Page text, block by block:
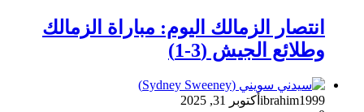
انتصار الزمالك اليوم: مباراة الزمالك
وطلائع الجيش (3-1)
ibrahim1999 أكتوبر 31, 2025